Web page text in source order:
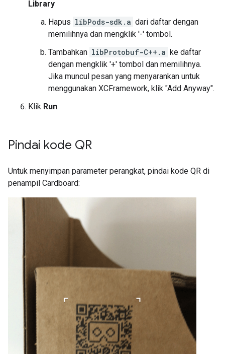
Library
Hapus libPods-sdk.a dari daftar dengan
memilihnya dan mengklik '-' tombol.
Tambahkan libProtobuf-C++.a ke daftar
dengan mengklik '+' tombol dan memilihnya.
Jika muncul pesan yang menyarankan untuk
menggunakan XCFramework, klik "Add Anyway".
Klik Run.
Pindai kode QR
Untuk menyimpan parameter perangkat, pindai kode QR di
penampil Cardboard: